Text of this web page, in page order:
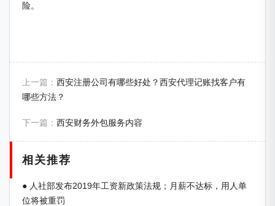
险。
上一篇： 西安注册公司有哪些好处？西安代理记账找客户有
哪些方法？
下一篇： 西安财务外包服务内容
相关推荐
● 人社部发布2019年工资新政策法规；月薪不达标，用人单
位将被重罚